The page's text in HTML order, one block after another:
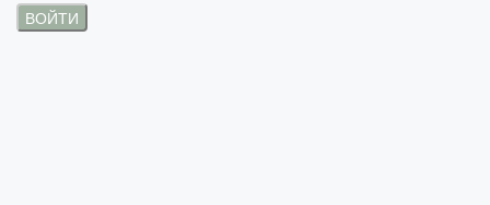
ВОЙТИ